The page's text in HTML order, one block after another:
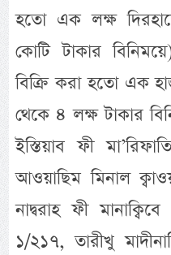
হতো এক লক্ষ
কোটি টাকার
বিক্রি করা হতো এক
থেকে ৪ লক্ষ টাকার
ইস্তিয়াব ফী
আওয়াছিম মিনাল
নাদ্বরাহ ফী
১/২১৭, তারীখু